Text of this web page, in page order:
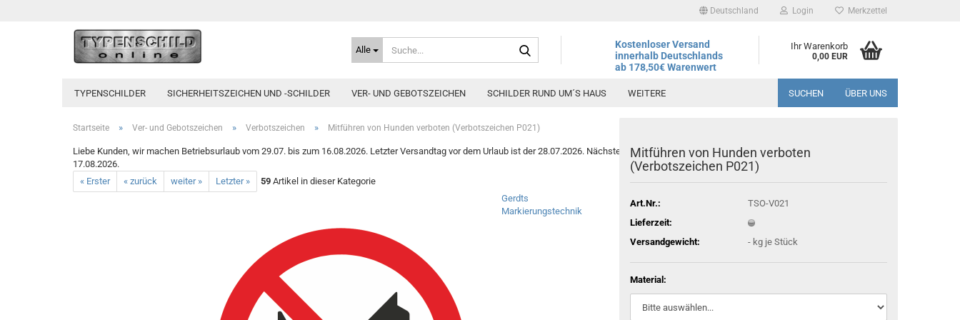
Deutschland Login Merkzettel
Alle
Kostenloser Versand
innerhalb Deutschlands
ab 178,50€ Warenwert
Ihr Warenkorb
0,00 EUR
TYPENSCHILDER SICHERHEITSZEICHEN UND -SCHILDER VER- UND GEBOTSZEICHEN SCHILDER RUND UM´S HAUS SUCHEN ÜBER UNS
WEITERE
Startseite » Ver- und Gebotszeichen » Verbotszeichen » Mitführen von Hunden verboten (Verbotszeichen P021)
Liebe Kunden, wir machen Betriebsurlaub vom 29.07. bis zum 16.08.2026. Letzter Versandtag vor dem Urlaub ist der 28.07.2026. Nächster Versandtag ist der 06.08.2026, regulärer Betrieb wieder ab dem
17.08.2026.
« Erster
« zurück weiter » Letzter » 59 Artikel in dieser Kategorie
Gerdts
Markierungstechnik
Mitführen von Hunden verboten
(Verbotszeichen P021)
Art.Nr.:
TSO-V021
Lieferzeit:
Versandgewicht:
- kg je Stück
Material: